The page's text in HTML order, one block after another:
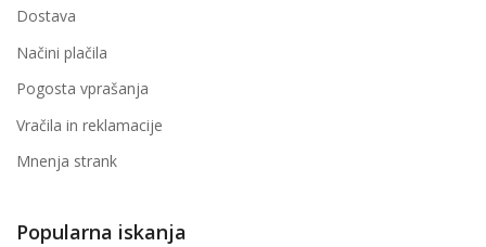
Dostava
Načini plačila
Pogosta vprašanja
Vračila in reklamacije
Mnenja strank
Popularna iskanja